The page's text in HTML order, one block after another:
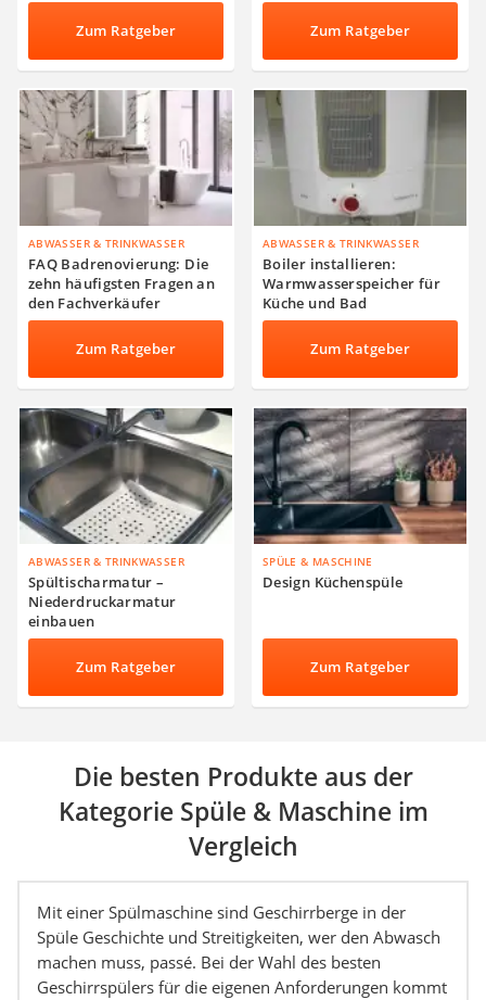
Zum Ratgeber
Energie sparen
Zum Ratgeber
ABWASSER & TRINKWASSER
FAQ Badrenovierung: Die
zehn häufigsten Fragen an
den Fachverkäufer
Zum Ratgeber
ABWASSER & TRINKWASSER
Boiler installieren:
Warmwasserspeicher für
Küche und Bad
Zum Ratgeber
ABWASSER & TRINKWASSER
Spültischarmatur –
Niederdruckarmatur
einbauen
Zum Ratgeber
SPÜLE & MASCHINE
Design Küchenspüle
Zum Ratgeber
Die besten Produkte aus der
Kategorie Spüle & Maschine im
Vergleich
Mit einer Spülmaschine sind Geschirrberge in der
Spüle Geschichte und Streitigkeiten, wer den Abwasch
machen muss, passé. Bei der Wahl des besten
Geschirrspülers für die eigenen Anforderungen kommt